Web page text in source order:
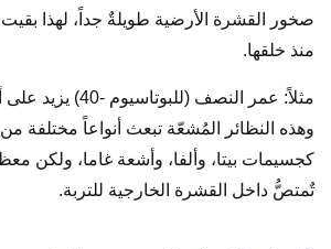
صخور القشرة الأرضية طويلةٌ جداً، لهذا
منذ خلقها.
مثلاً: عمر النصف
وهذه النظائر المُشعّة تبعث أنواعاً مختلفة
كجسيمات بيتا، وألفا، وأشعة غاما، ولكن
تٌمتصُّ داخل القشرة الخارجية للتربة.